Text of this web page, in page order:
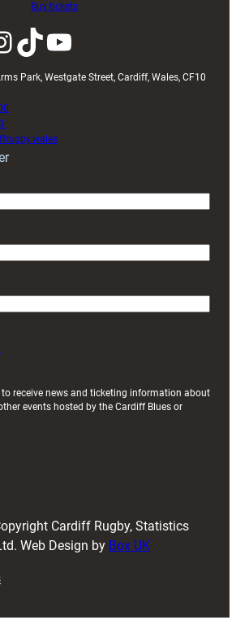
Buy tickets
TikTok YouTube
Park, Westgate Street, Cardiff, Wales, CF10
to receive news and ticketing information about
events hosted by the Cardiff Blues or
Cardiff Rugby, Statistics
Web Design by Box UK